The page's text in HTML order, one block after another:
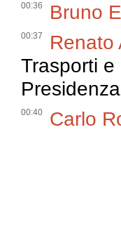
00:36 Bruno
00:37 Renato
Trasporti
00:40 Carlo